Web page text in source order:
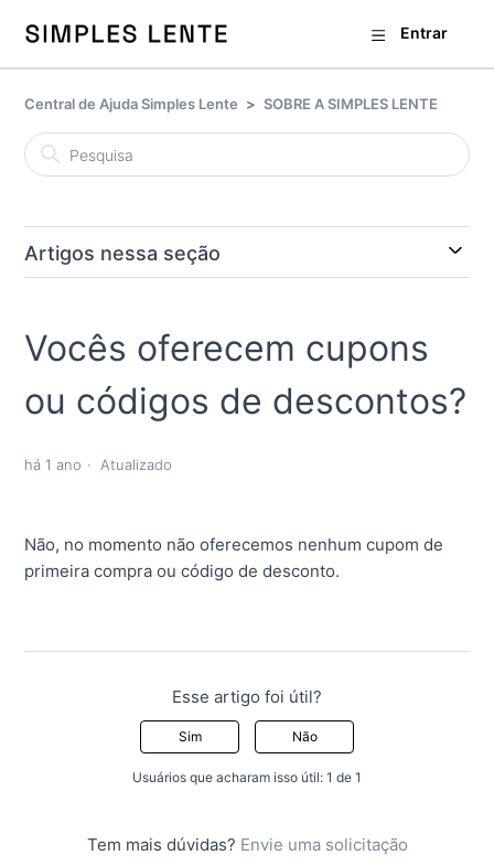
Entrar
Central de Ajuda Simples Lente SOBRE A SIMPLES LENTE
Artigos nessa seção
Vocês oferecem cupons
ou códigos de descontos?
há 1 ano Atualizado
Não, no momento não oferecemos nenhum cupom de
primeira compra ou código de desconto.
Esse artigo foi útil?
Sim Não
Usuários que acharam isso útil: 1 de 1
Tem mais dúvidas? Envie uma solicitação